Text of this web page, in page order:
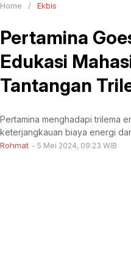
Home / Ekbis
Pertamina
Edukasi
Tantangan
Pertamina menghadapi trilema
keterjangkauan biaya energi
Rohmat 5 Mei 2024, 09:23 WIB